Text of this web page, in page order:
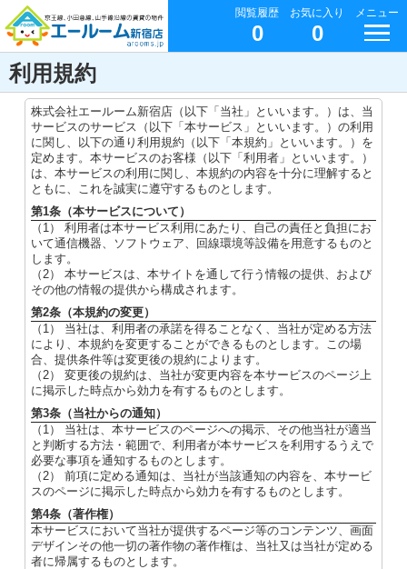
閲覧履歴
0
お気に入り
0
メニュー
利用規約
株式会社エールーム新宿店（以下「当社」といいます。）は、当
サービスのサービス（以下「本サービス」といいます。）の利用
に関し、以下の通り利用規約（以下「本規約」といいます。）を
定めます。本サービスのお客様（以下「利用者」といいます。）
は、本サービスの利用に関し、本規約の内容を十分に理解すると
ともに、これを誠実に遵守するものとします。
第1条（本サービスについて）
（1） 利用者は本サービス利用にあたり、自己の責任と負担にお
いて通信機器、ソフトウェア、回線環境等設備を用意するものと
します。
（2） 本サービスは、本サイトを通して行う情報の提供、および
その他の情報の提供から構成されます。
第2条（本規約の変更）
（1） 当社は、利用者の承諾を得ることなく、当社が定める方法
により、本規約を変更することができるものとします。この場
合、提供条件等は変更後の規約によります。
（2） 変更後の規約は、当社が変更内容を本サービスのページ上
に掲示した時点から効力を有するものとします。
第3条（当社からの通知）
（1） 当社は、本サービスのページへの掲示、その他当社が適当
と判断する方法・範囲で、利用者が本サービスを利用するうえで
必要な事項を通知するものとします。
（2） 前項に定める通知は、当社が当該通知の内容を、本サービ
スのページに掲示した時点から効力を有するものとします。
第4条（著作権）
本サービスにおいて当社が提供するページ等のコンテンツ、画面
デザインその他一切の著作物の著作権は、当社又は当社が定める
者に帰属するものとします。